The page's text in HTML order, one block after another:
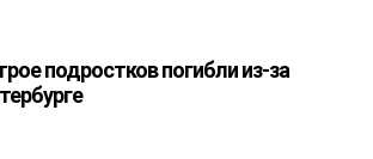
подростков погибли из-за